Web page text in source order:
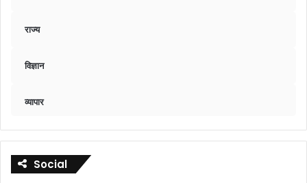
राज्य
विज्ञान
व्यापार
Social